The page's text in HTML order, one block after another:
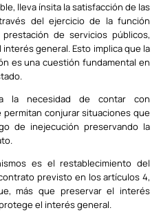
lleva ínsita la satisfacción de las
del ejercicio de la función
de servicios públicos,
general. Esto implica que la
es una cuestión fundamental en
la necesidad de contar con
permitan conjurar situaciones que
de inejecución preservando la
es el restablecimiento del
previsto en los artículos 4,
más que preservar el interés
el interés general.